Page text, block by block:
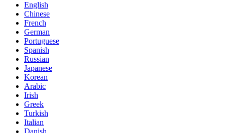
English
Chinese
French
German
Portuguese
Spanish
Russian
Japanese
Korean
Arabic
Irish
Greek
Turkish
Italian